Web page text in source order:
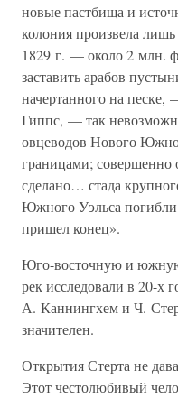
новые пастбища и
колония произвела
1829 г. — около 2 млн.
заставить арабов
начертанного на песке,
Гиппс, — так
овцеводов Нового
границами; совершенно
сделано… стада
Южного Уэльса
пришел конец».
Юго-восточную и
рек исследовали в 20-
А. Каннингхем и Ч.
значителен.
Открытия Стерта не
Этот честолюбивый